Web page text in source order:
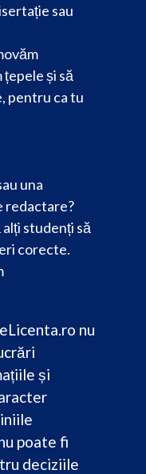
sau
țepele și să
pentru ca tu
una
redactare?
studenți să
corecte.
nu
și
poate fi
deciziile